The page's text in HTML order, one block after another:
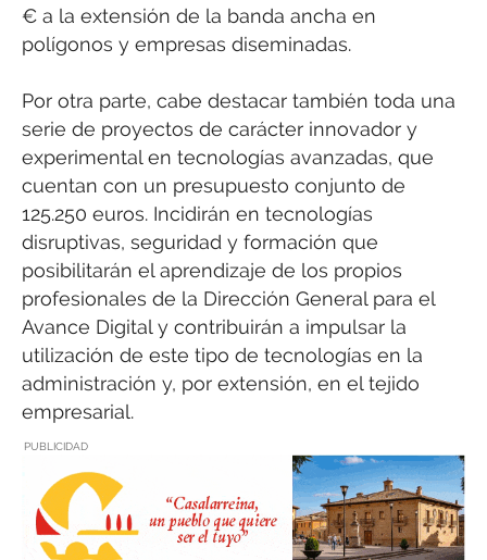
€ a la extensión de la banda ancha en
polígonos y empresas diseminadas.
Por otra parte, cabe destacar también toda una
serie de proyectos de carácter innovador y
experimental en tecnologías avanzadas, que
cuentan con un presupuesto conjunto de
125.250 euros. Incidirán en tecnologías
disruptivas, seguridad y formación que
posibilitarán el aprendizaje de los propios
profesionales de la Dirección General para el
Avance Digital y contribuirán a impulsar la
utilización de este tipo de tecnologías en la
administración y, por extensión, en el tejido
empresarial.
PUBLICIDAD